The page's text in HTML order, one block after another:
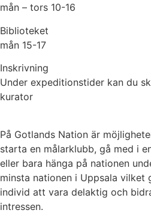
mån – tors 10-16
Biblioteket
mån 15-17
Inskrivning
Under expeditionstider kan du
kurator
På Gotlands Nation är
starta en målarklubb, gå med i
eller bara hänga på nationen
minsta nationen i Uppsala vilket
individ att vara delaktig och
intressen.